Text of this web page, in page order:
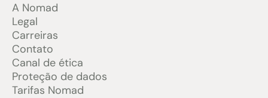
A Nomad
Legal
Carreiras
Contato
Canal de ética
Proteção de dados
Tarifas Nomad